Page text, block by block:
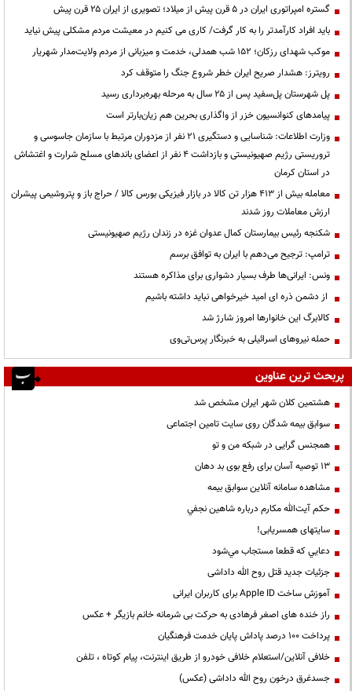
گستره امپراتوری ایران در ۵ قرن پیش از میلاد؛ تصویری از ایران ۲۵ قرن پیش
باید افراد کارآمدتر را به کار گرفت/ کاری می کنیم در معیشت مردم مشکلی پیش نیاید
موکب شهدای رزکان؛ ۱۵۲ شب همدلی، خدمت و میزبانی از مردم ولایت‌مدار شهریار
رویترز: هشدار صریح ایران خطر شروع جنگ را متوقف کرد
پل شهرستان پل‌سفید پس از ۲۵ سال به مرحله بهره‌برداری رسید
پیامدهای کنوانسیون خزر از واگذاری بحرین هم زیان‌بارتر است
وزارت اطلاعات: شناسایی و دستگیری ۲۱ نفر از مزدوران مرتبط با سازمان جاسوسی و
تروریستی رژیم صهیونیستی و بازداشت ۴ نفر از اعضای باندهای مسلح شرارت و اغتشاش
در استان کرمان
معامله بیش از ۴۱۳ هزار تن کالا در بازار فیزیکی بورس کالا / حراج باز و پتروشیمی پیشران
ارزش معاملات روز شدند
شکنجه رئیس بیمارستان کمال عدوان غزه در زندان رژیم صهیونیستی
ترامپ: ترجیح می‌دهم با ایران به توافق برسم
ونس: ایرانی‌ها طرف بسیار دشواری برای مذاکره هستند
از دشمن ذره ای امید خیرخواهی نباید داشته باشیم
کالابرگ این خانوارها امروز شارژ شد
حمله نیروهای اسرائیلی به خبرنگار پرس‌تی‌وی
پربحث ترین عناوین
هشتمین کلان شهر ایران مشخص شد
سوابق بیمه شدگان روی سایت تامین اجتماعی
همجنس گرایی در شبکه من و تو
13 توصیه آسان برای رفع بوی بد دهان
مشاهده سامانه آنلاين سوابق بیمه
حكم آيت‌الله مكارم درباره شاهين نجفي
سایتهای همسریابی!
دعايي كه قطعا مستجاب مي‌شود
جزئیات جدید قتل روح الله داداشی
آموزش ساخت Apple ID برای کاربران ایرانی
راز خنده های اصغر فرهادی به حرکت بی شرمانه خانم بازیگر + عکس
پرداخت ۱۰۰ درصد پاداش پایان خدمت فرهنگیان
خلافی آنلاین/استعلام خلافی خودرو از طریق اینترنت، پیام کوتاه ، تلفن
جسدغرق درخون روح الله داداشی (عکس)